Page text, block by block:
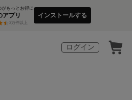
がもっとお得に
アプリ
3万件以上
インストールする
ログイン